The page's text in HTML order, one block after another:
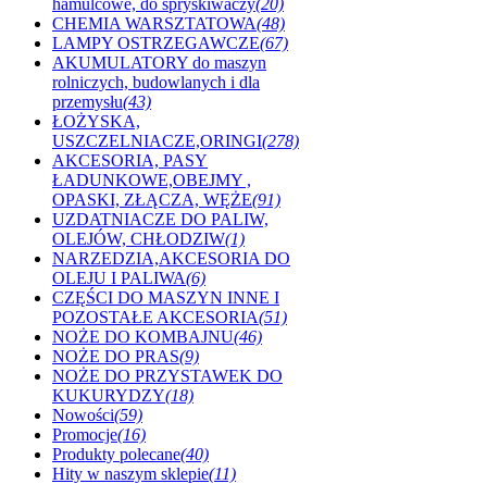
hamulcowe, do spryskiwaczy(20)
CHEMIA WARSZTATOWA(48)
LAMPY OSTRZEGAWCZE(67)
AKUMULATORY do maszyn
rolniczych, budowlanych i dla
przemysłu(43)
ŁOŻYSKA,
USZCZELNIACZE,ORINGI(278)
AKCESORIA, PASY
ŁADUNKOWE,OBEJMY ,
OPASKI, ZŁĄCZA, WĘŻE(91)
UZDATNIACZE DO PALIW,
OLEJÓW, CHŁODZIW(1)
NARZEDZIA,AKCESORIA DO
OLEJU I PALIWA(6)
CZĘŚCI DO MASZYN INNE I
POZOSTAŁE AKCESORIA(51)
NOŻE DO KOMBAJNU(46)
NOŻE DO PRAS(9)
NOŻE DO PRZYSTAWEK DO
KUKURYDZY(18)
Nowości(59)
Promocje(16)
Produkty polecane(40)
Hity w naszym sklepie(11)